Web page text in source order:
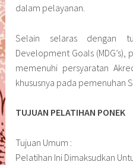
dalam pelayanan.
Selain selaras dengan
Development Goals
memenuhi persyaratan
khususnya pada pemenuhan
TUJUAN PELATIHAN PONEK
Tujuan Umum :
Pelatihan Ini Dimaksudkan